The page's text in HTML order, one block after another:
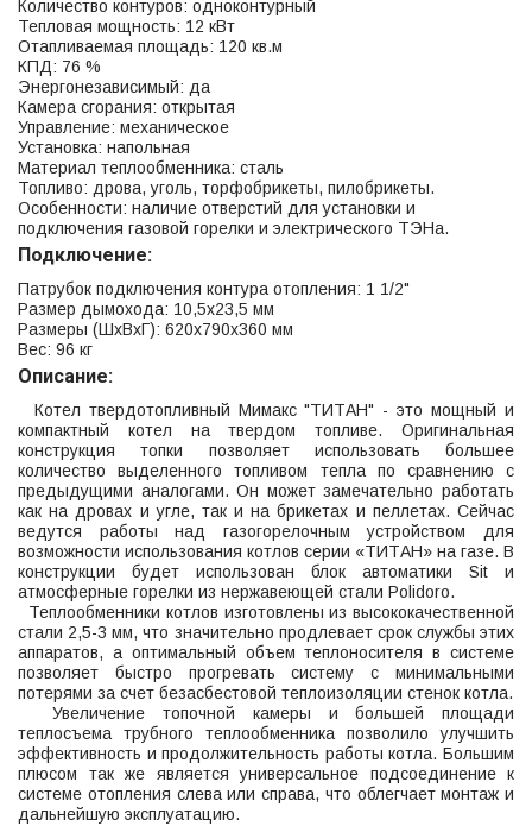
Количество контуров: одноконтурный
Тепловая мощность: 12 кВт
Отапливаемая площадь: 120 кв.м
КПД: 76 %
Энергонезависимый: да
Камера сгорания: открытая
Управление: механическое
Установка: напольная
Материал теплообменника: сталь
Топливо: дрова, уголь, торфобрикеты, пилобрикеты.
Особенности: наличие отверстий для установки и
подключения газовой горелки и электрического ТЭНа.
Подключение:
Патрубок подключения контура отопления: 1 1/2"
Размер дымохода: 10,5х23,5 мм
Размеры (ШхВхГ): 620x790x360 мм
Вес: 96 кг
Описание:
Котел твердотопливный Мимакс "ТИТАН" - это мощный и
компактный котел на твердом топливе. Оригинальная
конструкция топки позволяет использовать большее
количество выделенного топливом тепла по сравнению с
предыдущими аналогами. Он может замечательно работать
как на дровах и угле, так и на брикетах и пеллетах. Сейчас
ведутся работы над газогорелочным устройством для
возможности использования котлов серии «ТИТАН» на газе. В
конструкции будет использован блок автоматики Sit и
атмосферные горелки из нержавеющей стали Polidoro.
Теплообменники котлов изготовлены из высококачественной
стали 2,5-3 мм, что значительно продлевает срок службы этих
аппаратов, а оптимальный объем теплоносителя в системе
позволяет быстро прогревать систему с минимальными
потерями за счет безасбестовой теплоизоляции стенок котла.
Увеличение топочной камеры и большей площади
теплосъема трубного теплообменника позволило улучшить
эффективность и продолжительность работы котла. Большим
плюсом так же является универсальное подсоединение к
системе отопления слева или справа, что облегчает монтаж и
дальнейшую эксплуатацию.